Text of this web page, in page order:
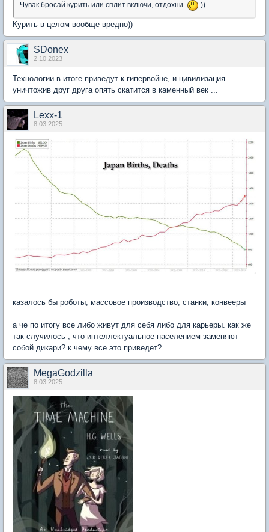
Чувак бросай курить или сплит включи, отдохни ))
Курить в целом вообще вредно))
SDonex
2.10.2023
Технологии в итоге приведут к гипервойне, и цивилизация
уничтожив друг друга опять скатится в каменный век ...
Lexx-1
8.03.2025
казалось бы роботы, массовое производство, станки, конвееры
а че по итогу все либо живут для себя либо для карьеры. как же
так случилось , что интеллектуальное населением заменяют
собой дикари? к чему все это приведет?
MegaGodzilla
8.03.2025